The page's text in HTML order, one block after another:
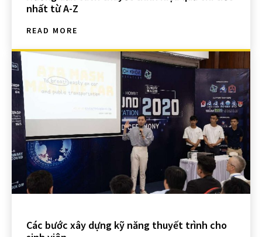
nhất từ A-Z
READ MORE
Các bước xây dựng kỹ năng thuyết trình cho